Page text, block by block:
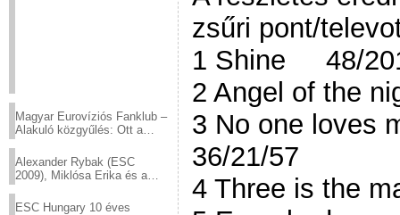
Magyar Eurovíziós Fanklub –
Alakuló közgyűlés: Ott a
Alexander Rybak (ESC
2009), Miklósa Erika és a
sztárjai a Margitszigeten
ESC Hungary 10 éves
zsűri pont/
1 Shine 48/
2 Angel of the
3 No one
36/21/57
4 Three is the